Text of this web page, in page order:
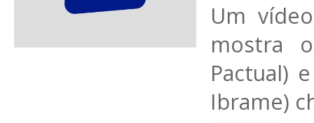
Um
mostra
Pactual)
Ibrame)